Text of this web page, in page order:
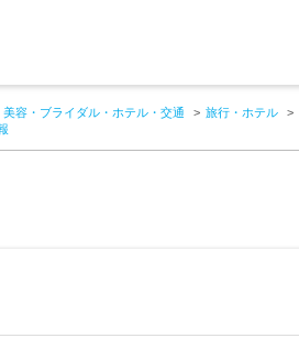
美容・ブライダル・ホテル・交通 旅行・ホテル